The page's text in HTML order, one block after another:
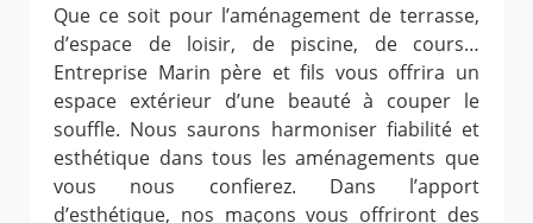
Que ce soit pour l’aménagement de terrasse,
d’espace de loisir, de piscine, de cours…
Entreprise Marin père et fils vous offrira un
espace extérieur d’une beauté à couper le
souffle. Nous saurons harmoniser fiabilité et
esthétique dans tous les aménagements que
vous nous confierez. Dans l’apport
d’esthétique, nos maçons vous offriront des